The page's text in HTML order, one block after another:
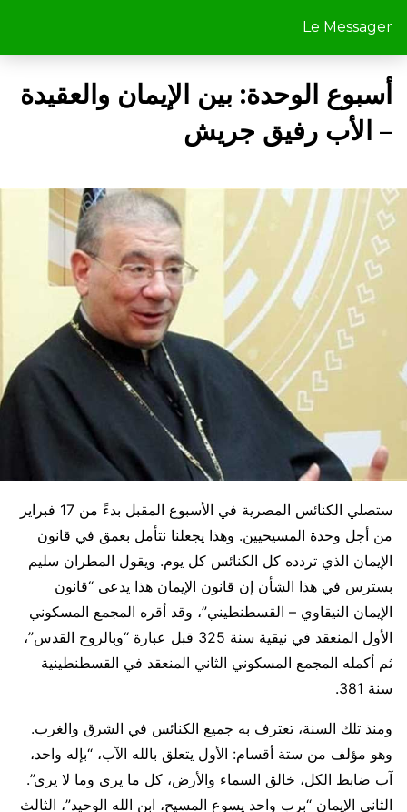
Le Messager
أسبوع الوحدة: بين الإيمان والعقيدة
– الأب رفيق جريش
ستصلي الكنائس المصرية في الأسبوع المقبل بدءً من 17 فبراير
من أجل وحدة المسيحيين. وهذا يجعلنا نتأمل بعمق في قانون
الإيمان الذي تردده كل الكنائس كل يوم. ويقول المطران سليم
بسترس في هذا الشأن إن قانون الإيمان هذا يدعى “قانون
الإيمان النيقاوي – القسطنطيني”، وقد أقره المجمع المسكوني
الأول المنعقد في نيقية سنة 325 قبل عبارة “وبالروح القدس”،
ثم أكمله المجمع المسكوني الثاني المنعقد في القسطنطينية
سنة 381.
ومنذ تلك السنة، تعترف به جميع الكنائس في الشرق والغرب.
وهو مؤلف من ستة أقسام: الأول يتعلق بالله الآب، “بإله واحد،
آب ضابط الكل، خالق السماء والأرض، كل ما يرى وما لا يرى”.
الثاني الإيمان “برب واحد يسوع المسيح، ابن الله الوحيد”، الثالث